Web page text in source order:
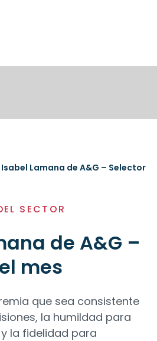
Isabel Lamana de A&G – Selector
SECTOR
de A&G –
mes
que sea consistente
la humildad para
la fidelidad para